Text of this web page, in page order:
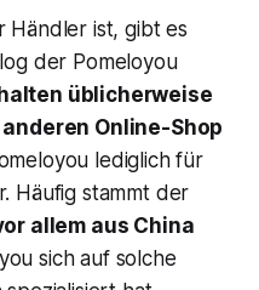
Händler ist, gibt es
der Pomeloyou
üblicherweise
Online-Shop
lediglich für
Häufig stammt der
allem aus China
sich auf solche